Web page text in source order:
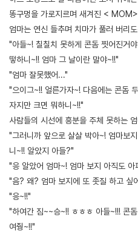
똥구멍을 가로지르며 새겨진 < MOM>
엄마는 연신 들추며 치마가 풀러 버리
"아들~! 칠칠치 못하게 콘돔 찟어진거
떻하니~!! 엄마 그 날이란 말야~!!"
"엄마 잘못했어..."
"으이그~!! 얼른가자~! 다음에는 콘돔
자지만 크면 뭐하니~!!"
사람들의 시선에 흥분을 주체 못하는
"그러니까 앞으로 살살 박아~! 엄마보
니~!! 알았지 아들?"
"응 알았어 엄마~! 엄마 보지 아직도 아
"음? 왜? 엄마 보지에 또 좃질 하고 싶
"응~!!"
"하여간 짐~~승~!! ㅎㅎㅎ 아들~!!! 콘
여줭~!!"